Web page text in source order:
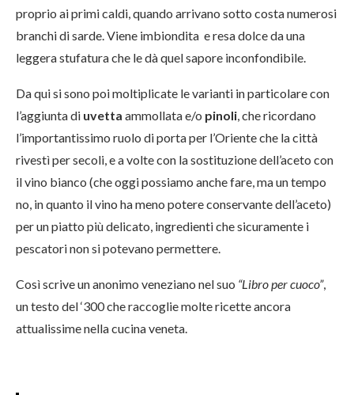
proprio ai primi caldi, quando arrivano sotto costa numerosi
branchi di sarde. Viene imbiondita e resa dolce da una
leggera stufatura che le dà quel sapore inconfondibile.
Da qui si sono poi moltiplicate le varianti in particolare con
l’aggiunta di uvetta ammollata e/o pinoli, che ricordano
l’importantissimo ruolo di porta per l’Oriente che la città
rivestì per secoli, e a volte con la sostituzione dell’aceto con
il vino bianco (che oggi possiamo anche fare, ma un tempo
no, in quanto il vino ha meno potere conservante dell’aceto)
per un piatto più delicato, ingredienti che sicuramente i
pescatori non si potevano permettere.
Così scrive un anonimo veneziano nel suo “Libro per cuoco”,
un testo del ‘300 che raccoglie molte ricette ancora
attualissime nella cucina veneta.